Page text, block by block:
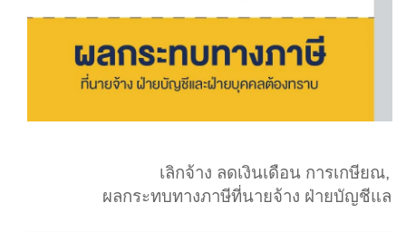
เลิกจ้าง ลดเงินเดือน การเกษียณ,
ผลกระทบทางภาษีที่นายจ้าง ฝ่ายบัญชีแล